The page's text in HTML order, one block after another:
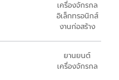
เครื่องจักรกล
อิเล็กทรอนิกส์
งานก่อสร้าง
ยานยนต์
เครื่องจักรกล